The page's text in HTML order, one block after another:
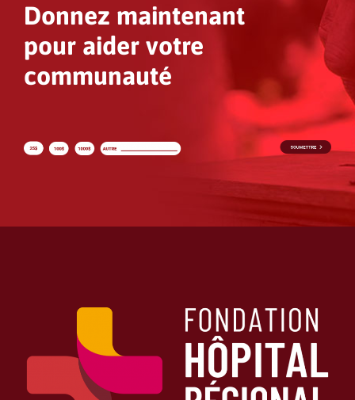
Donnez maintenant
pour aider votre
communauté